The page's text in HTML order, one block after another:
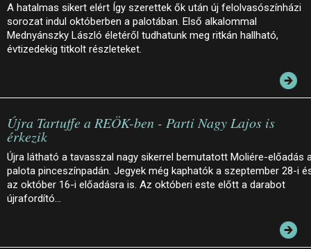
A hatalmas sikert elért Így szerettek ők után új felolvasószínházi
sorozat indul októberben a palotában. Első alkalommal
Mednyánszky László életéről tudhatunk meg ritkán hallható,
évtizedekig titkolt részleteket.
Újra Tartuffe a REÖK-ben - Parti Nagy Lajos is
érkezik
Újra látható a tavasszal nagy sikerrel bemutatott Moliére-előadás
palota pinceszínpadán. Jegyek még kaphatók a szeptember 28-i
az október 16-i előadásra is. Az októberi este előtt a darabot
újrafordító…